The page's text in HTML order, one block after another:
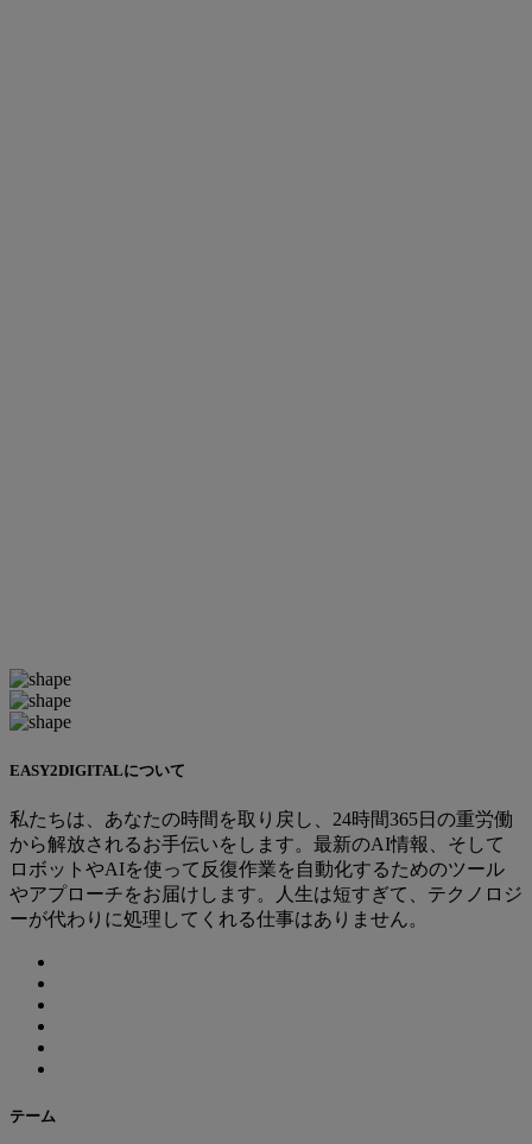
EASY2DIGITALについて
私たちは、あなたの時間を取り戻し、24時間365日の重労働
から解放されるお手伝いをします。最新のAI情報、そして
ロボットやAIを使って反復作業を自動化するためのツール
やアプローチをお届けします。人生は短すぎて、テクノロジ
ーが代わりに処理してくれる仕事はありません。
テーム